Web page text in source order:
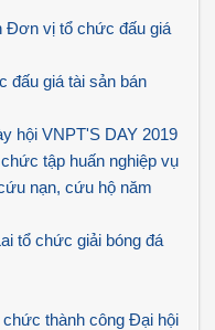
Đơn vị tổ chức đấu giá
đấu giá tài sản bán
hội VNPT'S DAY 2019
tập huấn nghiệp vụ
nạn, cứu hộ năm
tổ chức giải bóng đá
thành công Đại hội